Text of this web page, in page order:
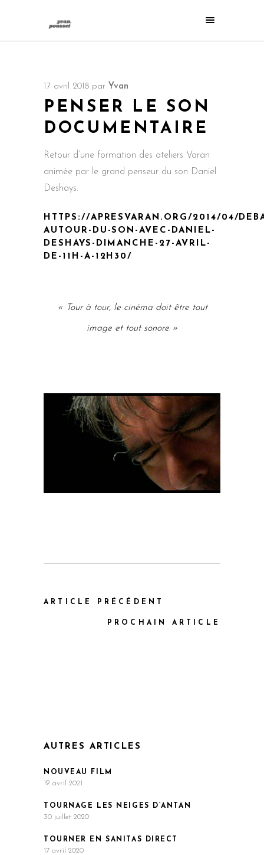
17 avril 2018 par Yvan
PENSER LE SON
DOCUMENTAIRE
Retour d’une formation des ateliers Varan
animée par le grand penseur du son Daniel
Deshays.
HTTPS://APRESVARAN.ORG/2014/04/
AUTOUR-DU-SON-AVEC-DANIEL-
DESHAYS-DIMANCHE-27-AVRIL-
DE-11H-A-12H30/
« Tour à tour, le cinéma doit être tout
image et tout sonore »
ARTICLE PRÉCÉDENT
PROCHAIN ARTICLE
AUTRES ARTICLES
NOUVEAU FILM
19 avril 2021
TOURNAGE LES NEIGES D’ANTAN
30 juillet 2020
TOURNER EN SANITAS DIRECT
17 avril 2020